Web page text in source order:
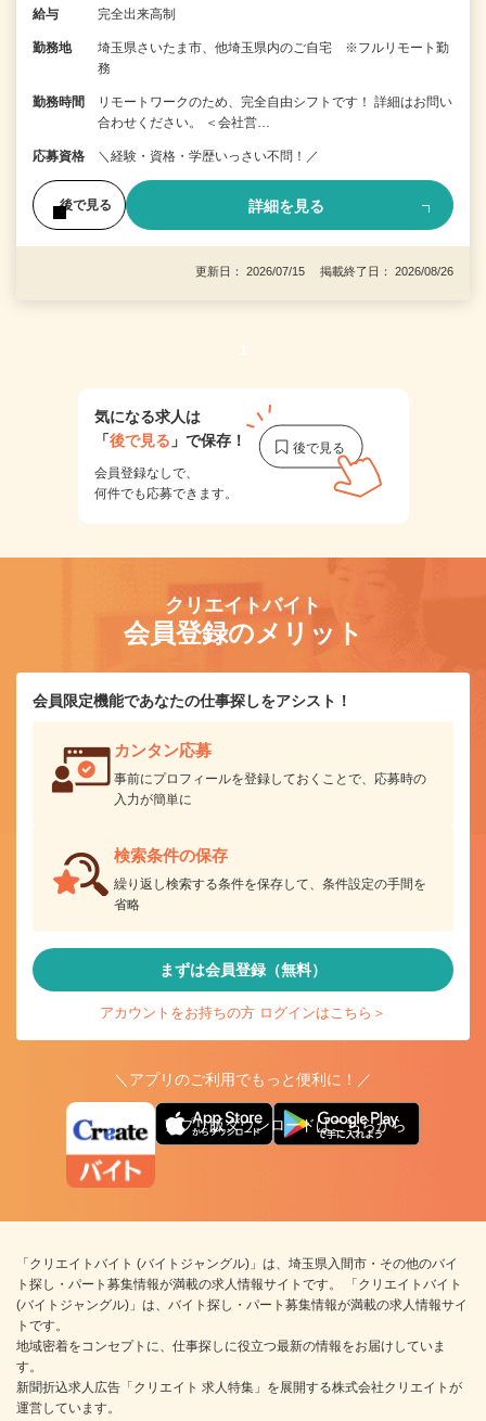
給与 完全出来高制
勤務地
埼玉県さいたま市、他埼玉県内のご自宅 ※フルリモート勤
務
勤務時間
リモートワークのため、完全自由シフトです！ 詳細はお問い
合わせください。 ＜会社営…
応募資格 ＼経験・資格・学歴いっさい不問！／
後で見る 詳細を見る
更新日： 2026/07/15 掲載終了日： 2026/08/26
1
気になる求人は
「後で見る 」で保存！
会員登録なしで、
何件でも応募できます。
クリエイトバイト
会員登録のメリット
会員限定機能であなたの仕事探しをアシスト！
カンタン応募
事前にプロフィールを登録しておくことで、応募時の
入力が簡単に
検索条件の保存
繰り返し検索する条件を保存して、条件設定の手間を
省略
まずは会員登録（無料）
アカウントをお持ちの方 ログインはこちら＞
＼アプリのご利用でもっと便利に！／
アプリ版ダウンロードはこちらから
「クリエイトバイト (バイトジャングル)」は、埼玉県入間市・その他のバイ
ト探し・パート募集情報が満載の求人情報サイトです。 「クリエイトバイト
(バイトジャングル)」は、バイト探し・パート募集情報が満載の求人情報サイ
トです。
地域密着をコンセプトに、仕事探しに役立つ最新の情報をお届けしていま
す。
新聞折込求人広告「クリエイト 求人特集」を展開する株式会社クリエイトが
運営しています。